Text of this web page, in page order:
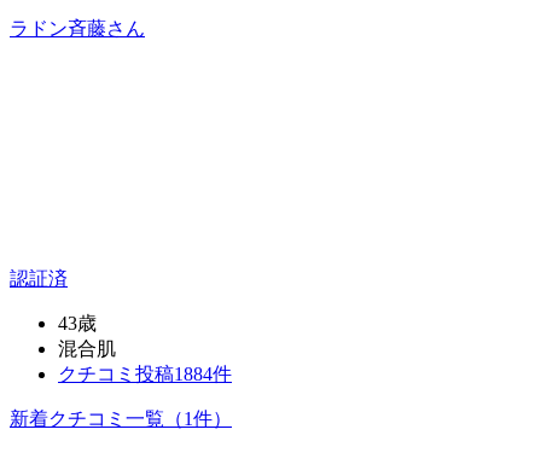
ラドン斉藤さん
認証済
43歳
混合肌
クチコミ投稿1884件
新着クチコミ一覧 （1件）